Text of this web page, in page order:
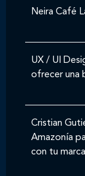
Neira Café
UX / UI
ofrecer una
Cristian
Amazonía
con tu